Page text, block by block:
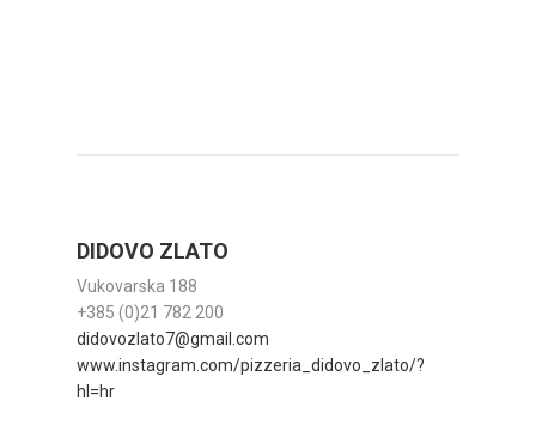
DIDOVO ZLATO
Vukovarska 188
+385 (0)21 782 200
didovozlato7@gmail.com
www.instagram.com/pizzeria_didovo_zlato/?
hl=hr